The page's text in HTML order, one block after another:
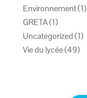
Environnement(1)
GRETA(1)
Uncategorized(1)
Vie du lycée(49)